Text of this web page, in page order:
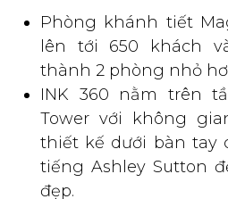
Đám cưới cổ tích (The
cảm nhận được, đã tưởng
đám cưới tuyệt vời rồi phải